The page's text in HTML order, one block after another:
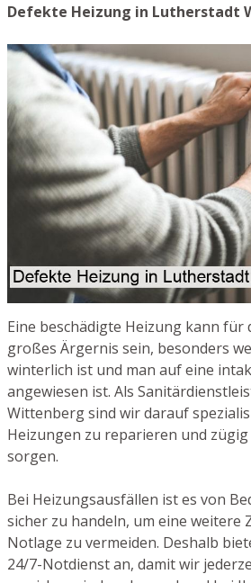
Defekte Heizung in Lutherstadt
Eine beschädigte Heizung kann für
großes Ärgernis sein, besonders
winterlich ist und man auf eine
angewiesen ist. Als
Wittenberg sind wir darauf
Heizungen zu reparieren und
sorgen.
Bei Heizungsausfällen ist es von
sicher zu handeln, um eine weitere
Notlage zu vermeiden. Deshalb
24/7-Notdienst an, damit wir